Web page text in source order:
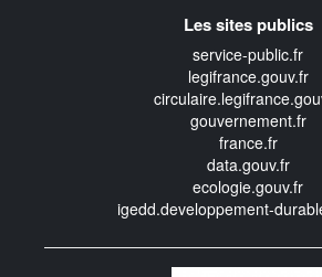
Les sites publics
service-public.fr
legifrance.gouv.fr
gouvernement.fr
france.fr
data.gouv.fr
ecologie.gouv.fr
igedd.developpement-